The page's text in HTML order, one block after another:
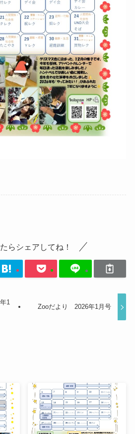
らシェアしてね！
1
Zooだより 2026年1月号